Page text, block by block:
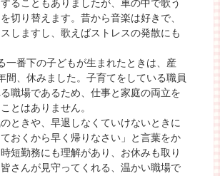
ることもありましたが、車の中で歌う
切り替えます。昔から音楽は好きで、
しますし、歌えばストレスの発散にも
一番下の子どもが生まれたときは、産
間、休みました。子育てをしている職員
職場であるため、仕事と家庭の両立を
とはありません。
ときや、早退しなくていけないときに
おくから早く帰りなさい」と言葉をか
短勤務にも理解があり、お休みも取り
さんが見守ってくれる、温かい職場で